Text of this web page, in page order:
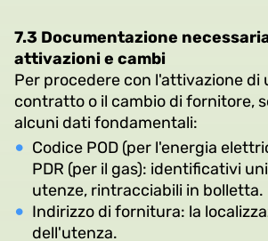
7.3 Documentazione
attivazioni e cambi
Per procedere con l'attivazione di
contratto o il cambio di fornitore,
alcuni dati fondamentali:
Codice POD (per l'energia
PDR (per il gas): identificativi
utenze, rintracciabili in bolletta.
Indirizzo di fornitura: la
dell'utenza.